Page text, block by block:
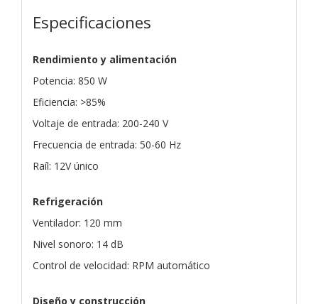
Especificaciones
Rendimiento y alimentación
Potencia: 850 W
Eficiencia: >85%
Voltaje de entrada: 200-240 V
Frecuencia de entrada: 50-60 Hz
Raíl: 12V único
Refrigeración
Ventilador: 120 mm
Nivel sonoro: 14 dB
Control de velocidad: RPM automático
Diseño y construcción